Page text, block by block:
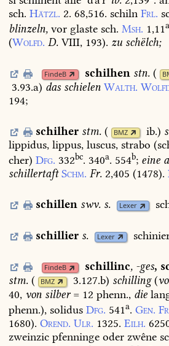
sch. Hätzl. 2. 68,516. schiln Frl.
blinzeln, vor glaste sch. Msh. 1,11
(Wolfd. D. VIII, 193). zu schëlch;
FindeB schilhen stn. (
3.93.a) das schielen Walth.
194;
schilher stm. ( BMZ ib.)
lippidus, lippus, luscus, strabo
cher) Dfg. 332bc. 340a. 554b; eine
schillertaft Schm. Fr. 2,405 (1478).
schillen swv. s. Lexer
schillier s. Lexer
FindeB schillinc, -ges,
stm. ( BMZ 3.127.b) schilling(
40, von silber= 12 phenn., die
phenn.), solidus Dfg. 541a. Gen.
1680). Orend. Ulr. 1325. Eilh.
zweinzic pfenninge oder zwêne